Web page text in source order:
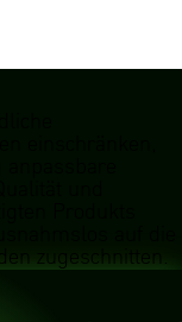
zugeschnitten.